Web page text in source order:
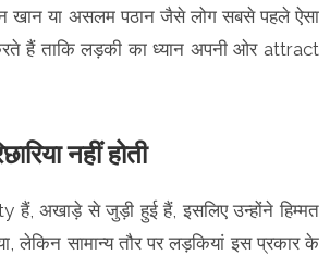
खान या असलम पठान जैसे लोग सबसे पहले ऐसा
हैं ताकि लड़की का ध्यान अपनी ओर attract
नहीं होती
हैं, अखाड़े से जुड़ी हुई हैं, इसलिए उन्होंने हिम्मत
लेकिन सामान्य तौर पर लड़कियां इस प्रकार के